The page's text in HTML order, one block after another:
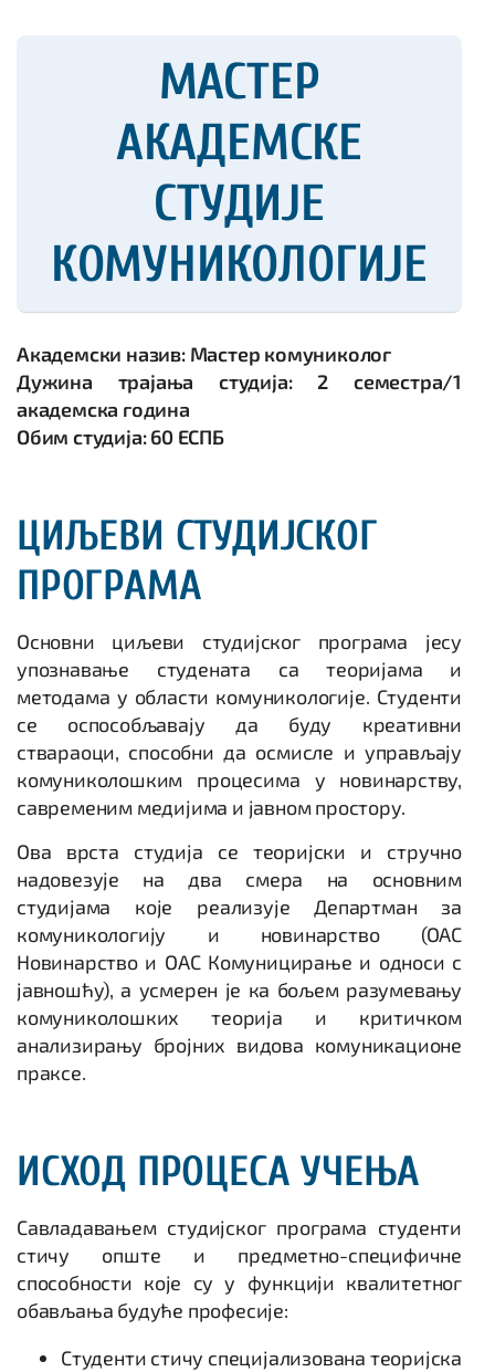
МАСТЕР
АКАДЕМСКЕ
СТУДИЈЕ
КОМУНИКОЛОГИЈЕ
Aкадемски назив: Мастер комуниколог
Дужина трајања студија: 2 семестра/1
академска година
Обим студија: 60 ЕСПБ
ЦИЉЕВИ СТУДИЈСКОГ
ПРОГРАМА
Основни циљеви студијског програма јесу
упознавање студената са теоријама и
методама у области комуникологије. Студенти
се оспособљавају да буду креативни
ствараоци, способни да осмисле и управљају
комуниколошким процесима у новинарству,
савременим медијима и јавном простору.
Ова врста студија се теoријски и стручно
надовезује на два смера на основним
студијама које реализује Департман за
комуникологију и новинарство (ОАС
Новинарство и ОАС Комуницирање и односи с
јавношћу), а усмерен је ка бољем разумевању
комуниколошких теорија и критичком
анализирању бројних видова комуникационе
праксе.
ИСХОД ПРОЦЕСА УЧЕЊА
Савладавањем студијског програма студенти
стичу опште и предметно-специфичне
способности које су у функцији квалитетног
обављања будуће професије:
Студенти стичу специјализована теоријска